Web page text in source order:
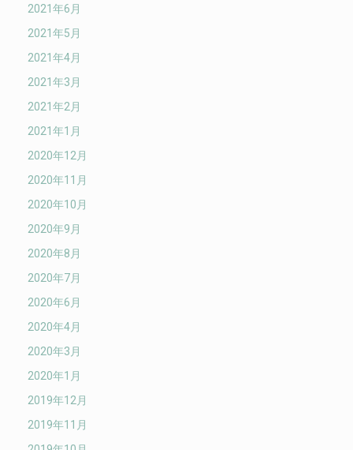
2021年6月
2021年5月
2021年4月
2021年3月
2021年2月
2021年1月
2020年12月
2020年11月
2020年10月
2020年9月
2020年8月
2020年7月
2020年6月
2020年4月
2020年3月
2020年1月
2019年12月
2019年11月